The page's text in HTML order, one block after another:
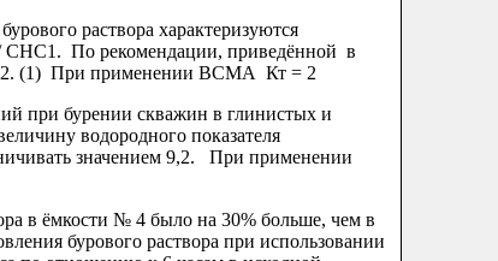
раствора характеризуются
По рекомендации, приведённой в
2. (1) При применении ВСМА Кт = 2
при бурении скважин в глинистых и
водородного показателя
значением 9,2. При применении
в ёмкости № 4 было на 30% больше, чем в
бурового раствора при использовании